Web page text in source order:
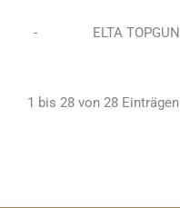
- ELTA TOPGUN
1 bis 28 von 28 Einträgen